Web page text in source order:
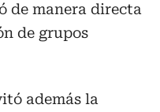
de manera directa
de grupos
además la